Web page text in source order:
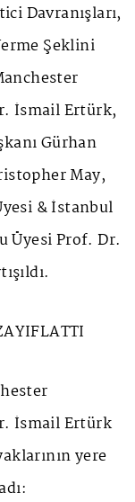
Davranışları,
Şeklini
İsmail Ertürk,
Gürhan
May,
& İstanbul
Üyesi Prof. Dr.
İsmail Ertürk
yere